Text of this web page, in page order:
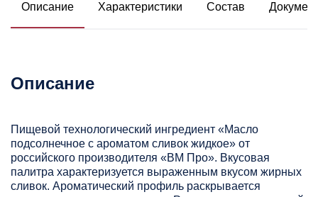
Описание Характеристики Состав
Описание
Пищевой технологический ингредиент «Масло
подсолнечное с ароматом сливок жидкое» от
российского производителя «ВМ Про». Вкусовая
палитра характеризуется выраженным вкусом жирных
сливок. Ароматический профиль раскрывается